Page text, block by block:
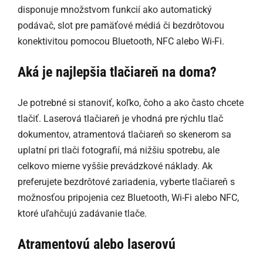
disponuje množstvom funkcií ako automatický
podávač, slot pre pamäťové médiá či bezdrôtovou
konektivitou pomocou Bluetooth, NFC alebo Wi-Fi.
Aká je najlepšia tlačiareň na doma?
Je potrebné si stanoviť, koľko, čoho a ako často chcete
tlačiť. Laserová tlačiareň je vhodná pre rýchlu tlač
dokumentov, atramentová tlačiareň so skenerom sa
uplatní pri tlači fotografií, má nižšiu spotrebu, ale
celkovo mierne vyššie prevádzkové náklady. Ak
preferujete bezdrôtové zariadenia, vyberte tlačiareň s
možnosťou pripojenia cez Bluetooth, Wi-Fi alebo NFC,
ktoré uľahčujú zadávanie tlače.
Atramentovú alebo laserovú